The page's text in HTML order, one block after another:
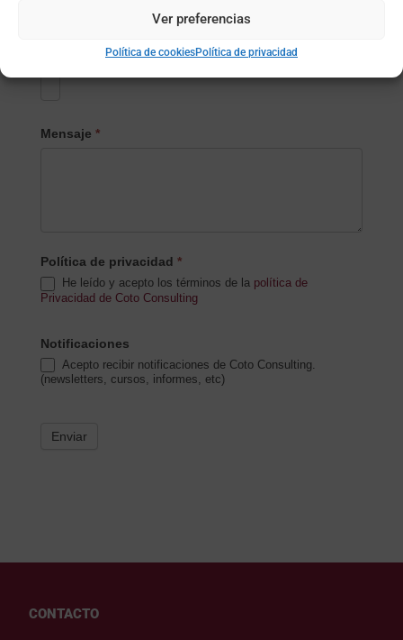
Ver preferencias
Política de cookiesPolítica de privacidad
Subida de archivo (opcional)
Mensaje *
Política de privacidad *
He leído y acepto los términos de la política de
Privacidad de Coto Consulting
Notificaciones
Acepto recibir notificaciones de Coto Consulting.
(newsletters, cursos, informes, etc)
Enviar
CONTACTO